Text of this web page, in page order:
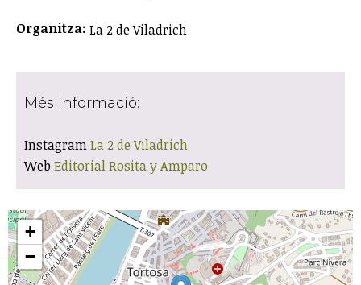
Organitza: La 2 de Viladrich
Més informació:
InstagramLa 2 de Viladrich
Web Editorial Rosita y Amparo
+
−